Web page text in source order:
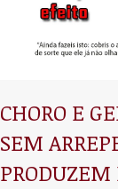
CHORO E
SEM
PRODUZEM